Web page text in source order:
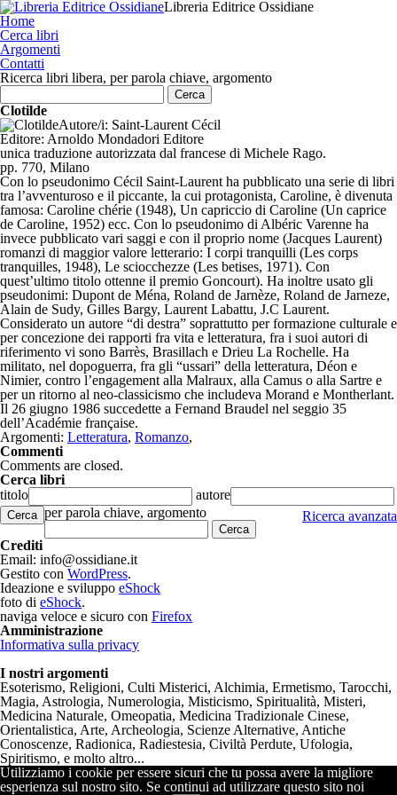
Libreria Editrice Ossidiane
Home
Cerca libri
Argomenti
Contatti
Ricerca libri libera, per parola chiave, argomento
Clotilde
Autore/i: Saint-Laurent Cécil
Editore: Arnoldo Mondadori Editore
unica traduzione autorizzata dal francese di Michele Rago.
pp. 770, Milano
Con lo pseudonimo Cécil Saint-Laurent ha pubblicato una serie di libri
tra l’avventuroso e il piccante, la cui protagonista, Caroline, è divenuta
famosa: Caroline chérie (1948), Un capriccio di Caroline (Un caprice
de Caroline, 1952) ecc. Con lo pseudonimo di Albéric Varenne ha
invece pubblicato vari saggi e con il proprio nome (Jacques Laurent)
romanzi di maggior valore letterario: I corpi tranquilli (Les corps
tranquilles, 1948), Le sciocchezze (Les betises, 1971). Con
quest’ultimo titolo ottenne il premio Goncourt). Ha inoltre usato gli
pseudonimi: Dupont de Ména, Roland de Jarnèze, Roland de Jarneze,
Alain de Sudy, Gilles Bargy, Laurent Labattu, J.C Laurent.
Considerato un autore “di destra” soprattutto per formazione culturale e
per concezione dei rapporti fra vita e letteratura, fra i suoi autori di
riferimento vi sono Barrès, Brasillach e Drieu La Rochelle. Ha
militato, nel dopoguerra, fra gli “ussari” della letteratura, Déon e
Nimier, contro l’engagement alla Malraux, alla Camus o alla Sartre e
per un ritorno al neo-classicismo che includeva Morand e Montherlant.
Il 26 giugno 1986 succedette a Fernand Braudel nel seggio 35
dell’Académie française.
Argomenti: Letteratura, Romanzo,
Commenti
Comments are closed.
Cerca libri
titolo
autore
Cerca Ricerca avanzata
per parola chiave, argomento
Crediti
Email: info@ossidiane.it
Gestito con WordPress.
Ideazione e sviluppo eShock
foto di eShock.
naviga veloce e sicuro con Firefox
Amministrazione
Informativa sulla privacy
I nostri argomenti
Esoterismo, Religioni, Culti Misterici, Alchimia, Ermetismo, Tarocchi,
Magia, Astrologia, Numerologia, Misticismo, Spiritualità, Misteri,
Medicina Naturale, Omeopatia, Medicina Tradizionale Cinese,
Orientalistica, Arte, Archeologia, Scienze Alternative, Antiche
Conoscenze, Radionica, Radiestesia, Civiltà Perdute, Ufologia,
Spiritismo, e molto altro...
Utilizziamo i cookie per essere sicuri che tu possa avere la migliore
esperienza sul nostro sito. Se continui ad utilizzare questo sito noi